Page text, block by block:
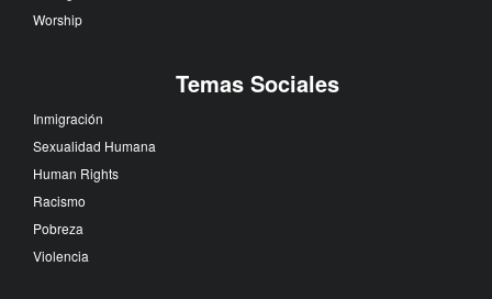
Worship
Temas Sociales
Inmigración
Sexualidad Humana
Human Rights
Racismo
Pobreza
Violencia